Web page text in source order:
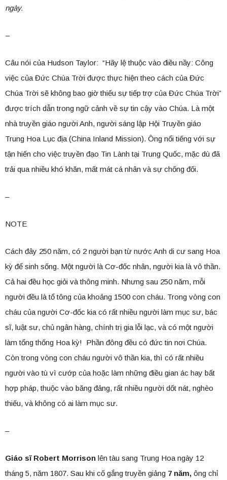
ngày.
–
Câu nói của Hudson Taylor: “Hãy lệ thuộc vào điều nầy: Công
việc của Đức Chúa Trời được thực hiện theo cách của Đức
Chúa Trời sẽ không bao giờ thiếu sự tiếp trợ của Đức Chúa Trời”
được trích dẫn trong ngữ cảnh về sự tin cậy vào Chúa. Là một
nhà truyền giáo người Anh, người sáng lập Hội Truyền giáo
Trung Hoa Lục địa (China Inland Mission). Ông nổi tiếng với sự
tận hiến cho việc truyền đạo Tin Lành tại Trung Quốc, mặc dù đã
trải qua nhiều khó khăn, mất mát cá nhân và sự chống đối.
–
NOTE
Cách đây 250 năm, có 2 người bạn từ nước Anh di cư sang Hoa
kỳ để sinh sống. Một người là Cơ-đốc nhân, người kia là vô thần.
Cả hai đều học giỏi và thông minh. Nhưng sau 250 năm, mỗi
người đều là tổ tông của khoảng 1500 con cháu. Trong vòng con
cháu của người Cơ-đốc kia có rất nhiều người làm mục sư, bác
sĩ, luật sư, chủ ngân hàng, chính trị gia lỗi lạc, và có một người
làm tổng thống Hoa kỳ! Phần đông đều có đức tin nơi Chúa.
Còn trong vòng con cháu người vô thần kia, thì có rất nhiều
người vào tù vì cướp của hoặc làm những điều gian ác hay bất
hợp pháp, thuộc vào băng đảng, rất nhiều người dốt nát, nghèo
thiếu, và không có ai làm mục sư.
–
Giáo sĩ Robert Morrison lên tàu sang Trung Hoa ngày 12
tháng 5, năm 1807. Sau khi cố gắng truyền giảng 7 năm, ông chỉ